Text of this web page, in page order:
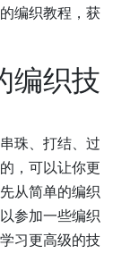
编织教程，获
编织技
珠、打结、过
，可以让你更
从简单的编织
参加一些编织
习更高级的技